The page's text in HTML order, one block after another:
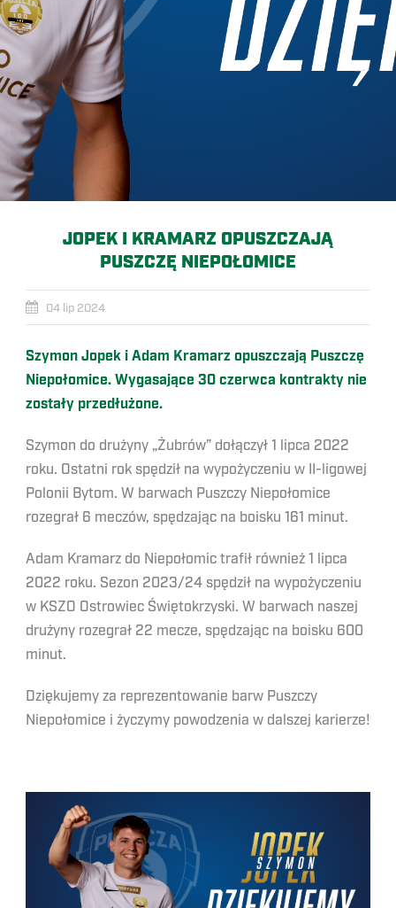
JOPEK I KRAMARZ OPUSZCZAJĄ
PUSZCZĘ NIEPOŁOMICE
04 lip 2024
Szymon Jopek i Adam Kramarz opuszczają Puszczę
Niepołomice. Wygasające 30 czerwca kontrakty nie
zostały przedłużone.
Szymon do drużyny „Żubrów” dołączył 1 lipca 2022
roku. Ostatni rok spędził na wypożyczeniu w II-ligowej
Polonii Bytom. W barwach Puszczy Niepołomice
rozegrał 6 meczów, spędzając na boisku 161 minut.
Adam Kramarz do Niepołomic trafił również 1 lipca
2022 roku. Sezon 2023/24 spędził na wypożyczeniu
w KSZO Ostrowiec Świętokrzyski. W barwach naszej
drużyny rozegrał 22 mecze, spędzając na boisku 600
minut.
Dziękujemy za reprezentowanie barw Puszczy
Niepołomice i życzymy powodzenia w dalszej karierze!